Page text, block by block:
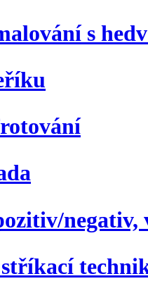
s
negativ,